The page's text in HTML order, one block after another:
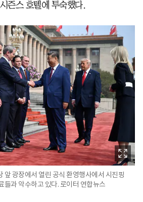
즌스 호텔에 투숙했다.
앞 광장에서 열린 공식 환영행사에서 시진핑
들과 악수하고 있다. 로이터 연합뉴스